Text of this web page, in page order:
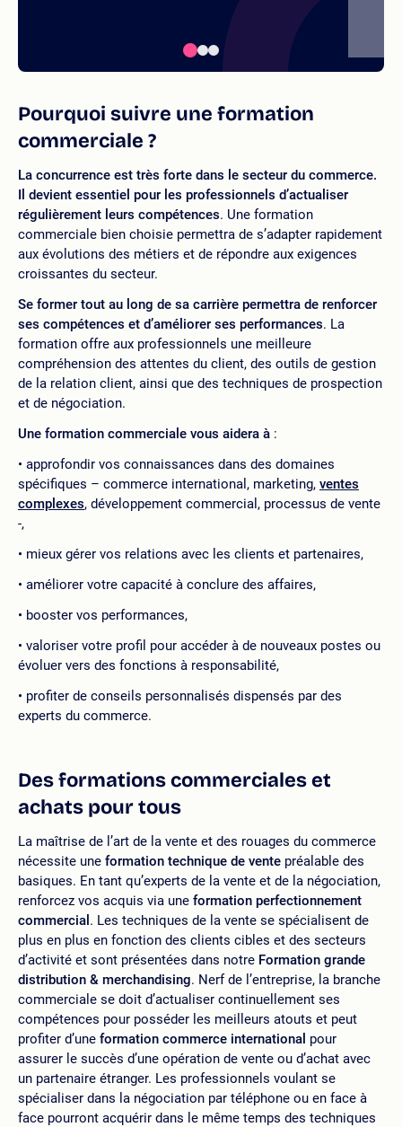
Pourquoi suivre une formation
commerciale ?
La concurrence est très forte dans le secteur du commerce.
Il devient essentiel pour les professionnels d’actualiser
régulièrement leurs compétences. Une formation
commerciale bien choisie permettra de s’adapter rapidement
aux évolutions des métiers et de répondre aux exigences
croissantes du secteur.
Se former tout au long de sa carrière permettra de renforcer
ses compétences et d’améliorer ses performances. La
formation offre aux professionnels une meilleure
compréhension des attentes du client, des outils de gestion
de la relation client, ainsi que des techniques de prospection
et de négociation.
Une formation commerciale vous aidera à :
approfondir vos connaissances dans des domaines
spécifiques – commerce international, marketing, ventes
complexes, développement commercial, processus de vente
-,
mieux gérer vos relations avec les clients et partenaires,
améliorer votre capacité à conclure des affaires,
booster vos performances,
valoriser votre profil pour accéder à de nouveaux postes ou
évoluer vers des fonctions à responsabilité,
profiter de conseils personnalisés dispensés par des
experts du commerce.
Des formations commerciales et
achats pour tous
La maîtrise de l’art de la vente et des rouages du commerce
nécessite une formation technique de vente préalable des
basiques. En tant qu’experts de la vente et de la négociation,
renforcez vos acquis via une formation perfectionnement
commercial . Les techniques de la vente se spécialisent de
plus en plus en fonction des clients cibles et des secteurs
d’activité et sont présentées dans notre Formation grande
distribution & merchandising. Nerf de l’entreprise, la branche
commerciale se doit d’actualiser continuellement ses
compétences pour posséder les meilleurs atouts et peut
profiter d’une formation commerce international pour
assurer le succès d’une opération de vente ou d’achat avec
un partenaire étranger. Les professionnels voulant se
spécialiser dans la négociation par téléphone ou en face à
face pourront acquérir dans le même temps des techniques